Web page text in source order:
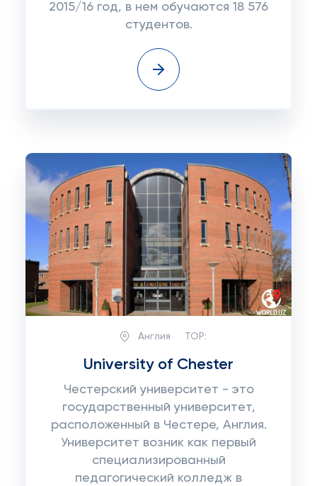
2015/16 год, в нем обучаются 18 576
студентов.
Англия TOP:
University of Chester
Честерский университет - это
государственный университет,
расположенный в Честере, Англия.
Университет возник как первый
специализированный
педагогический колледж в